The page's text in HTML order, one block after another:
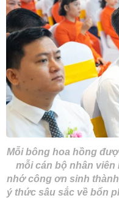
Mỗi bông hoa hồng
mỗi cán bộ nhân viên
nhớ công ơn sinh
ý thức sâu sắc về bổn